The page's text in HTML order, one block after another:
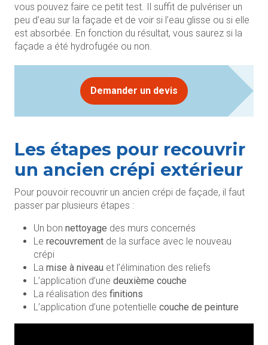
vous pouvez faire ce petit test. Il suffit de pulvériser un
peu d’eau sur la façade et de voir si l’eau glisse ou si elle
est absorbée. En fonction du résultat, vous saurez si la
façade a été hydrofugée ou non.
Demander un devis
Les étapes pour recouvrir
un ancien crépi extérieur
Pour pouvoir recouvrir un ancien crépi de façade, il faut
passer par plusieurs étapes :
Un bon nettoyage des murs concernés
Le recouvrement de la surface avec le nouveau
crépi
La mise à niveau et l’élimination des reliefs
L’application d’une deuxième couche
La réalisation des finitions
L’application d’une potentielle couche de peinture